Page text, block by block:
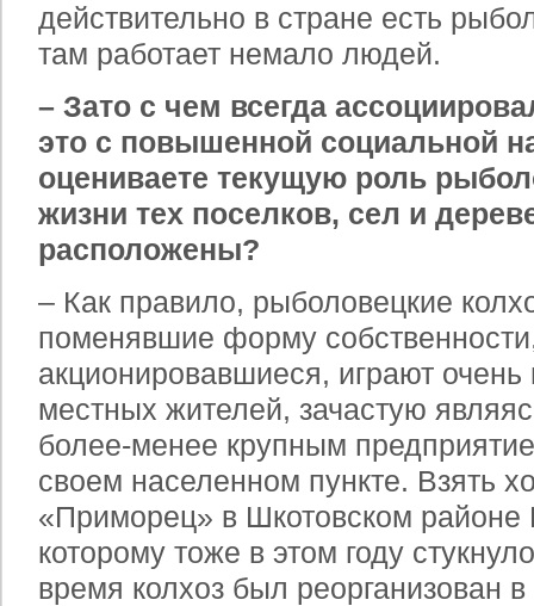
действительно в стране есть
там работает немало людей.
– Зато с чем всегда
это с повышенной социальной
оцениваете текущую роль
жизни тех поселков, сел и
расположены?
– Как правило, рыболовецкие
поменявшие форму
акционировавшиеся, играют
местных жителей, зачастую
более-менее крупным
своем населенном пункте. Взять
«Приморец» в Шкотовском районе
которому тоже в этом году
время колхоз был реорганизован